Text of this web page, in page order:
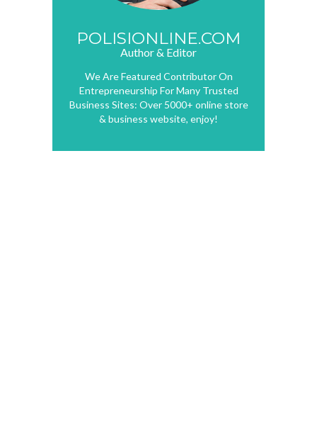
POLISIONLINE.COM
Author & Editor
We Are Featured Contributor On
Entrepreneurship For Many Trusted
Business Sites: Over 5000+ online store
& business website, enjoy!